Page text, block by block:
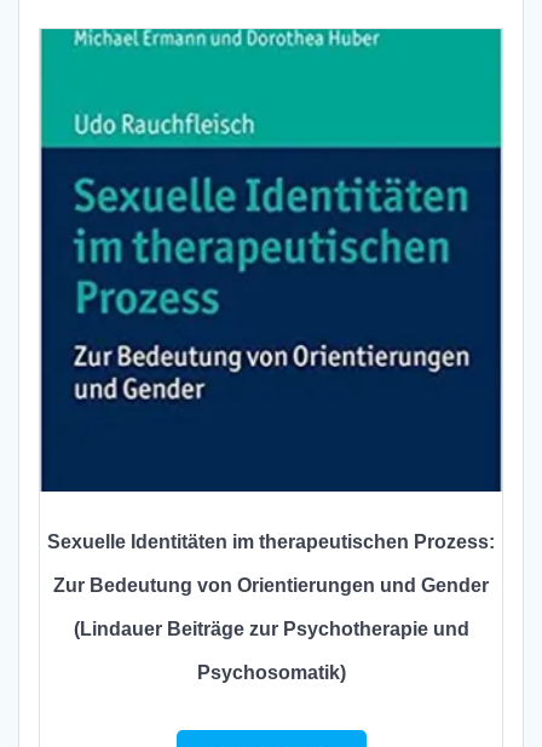
Sexuelle Identitäten im therapeutischen Prozess:
Zur Bedeutung von Orientierungen und Gender
(Lindauer Beiträge zur Psychotherapie und
Psychosomatik)